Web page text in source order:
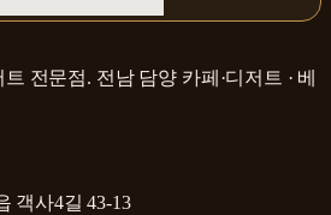
전문점. 전남 담양 카페·디저트 · 베
객사4길 43-13